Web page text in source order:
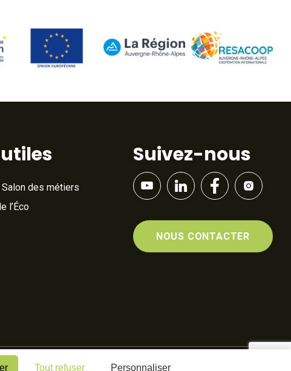
Salon des métiers
l’Éco
Suivez-nous
NOUS CONTACTER
Tout refuser Personnaliser